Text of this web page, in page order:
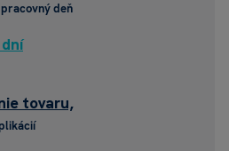
deň
tovaru,